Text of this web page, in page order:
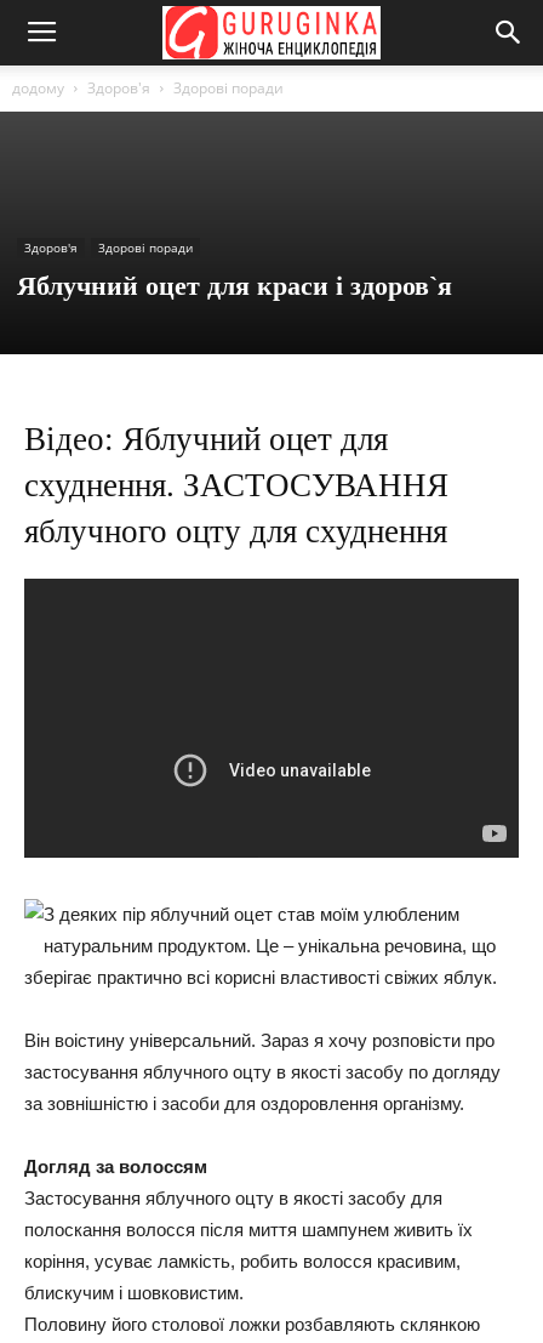
додому Здоров'я Здорові поради
Здоров'я Здорові поради
Яблучний оцет для краси і здоров`я
Відео: Яблучний оцет для
схуднення. ЗАСТОСУВАННЯ
яблучного оцту для схуднення
З деяких пір яблучний оцет став моїм улюбленим
натуральним продуктом. Це – унікальна речовина, що
зберігає практично всі корисні властивості свіжих яблук.
Він воістину універсальний. Зараз я хочу розповісти про
застосування яблучного оцту в якості засобу по догляду
за зовнішністю і засоби для оздоровлення організму.
Догляд за волоссям
Застосування яблучного оцту в якості засобу для
полоскання волосся після миття шампунем живить їх
коріння, усуває ламкість, робить волосся красивим,
блискучим і шовковистим.
Половину його столової ложки розбавляють склянкою